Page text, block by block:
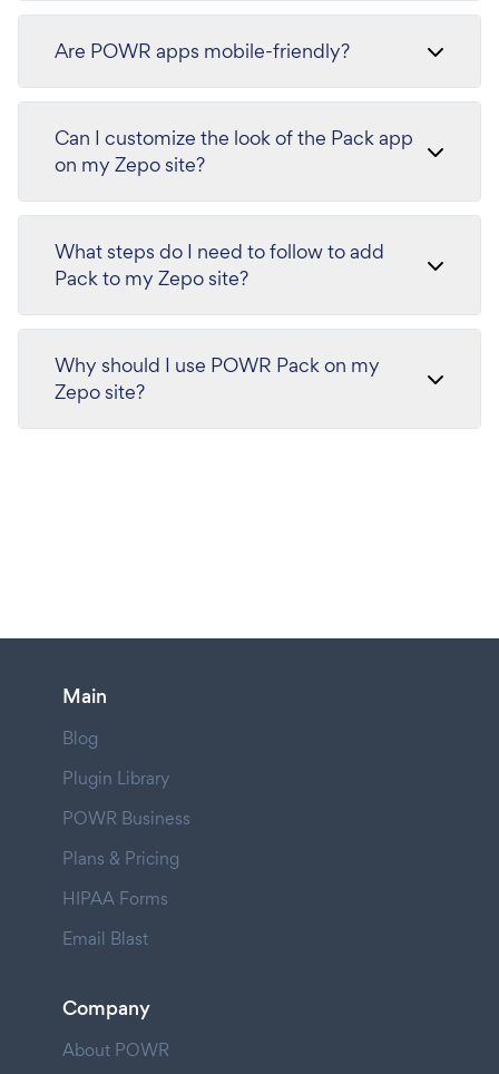
Are POWR apps mobile-friendly?
Can I customize the look of the Pack app
on my Zepo site?
What steps do I need to follow to add
Pack to my Zepo site?
Why should I use POWR Pack on my
Zepo site?
Main
Blog
Plugin Library
POWR Business
Plans & Pricing
HIPAA Forms
Email Blast
Company
About POWR